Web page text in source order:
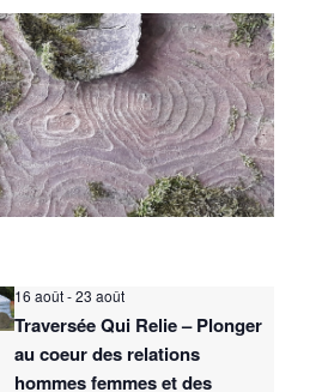
16 août-23 août
Traversée Qui Relie – Plonger
au coeur des relations
hommes femmes et des